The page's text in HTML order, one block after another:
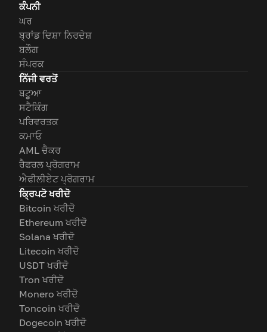
ਕੰਪਨੀ
ਘਰ
ਬ੍ਰਾਂਡ ਦਿਸ਼ਾ ਨਿਰਦੇਸ਼
ਬਲੌਗ
ਸੰਪਰਕ
ਨਿੱਜੀ ਵਰਤੋਂ
ਬਟੂਆ
ਸਟੈਕਿੰਗ
ਪਰਿਵਰਤਕ
ਕਮਾਓ
AML ਚੈਕਰ
ਰੈਫਰਲ ਪ੍ਰੋਗਰਾਮ
ਐਫੀਲੀਏਟ ਪ੍ਰੋਗਰਾਮ
ਕ੍ਰਿਪਟੋ ਖਰੀਦੋ
Bitcoin ਖਰੀਦੋ
Ethereum ਖਰੀਦੋ
Solana ਖਰੀਦੋ
Litecoin ਖਰੀਦੋ
USDT ਖਰੀਦੋ
Tron ਖਰੀਦੋ
Monero ਖਰੀਦੋ
Toncoin ਖਰੀਦੋ
Dogecoin ਖਰੀਦੋ